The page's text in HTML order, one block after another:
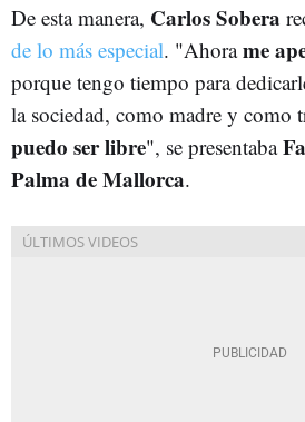
De esta manera, Carlos Sobera
de lo más especial. "Ahorame
porque tengo tiempo para
la sociedad, como madre y como
puedo ser libre", se presentaba
Palma de Mallorca.